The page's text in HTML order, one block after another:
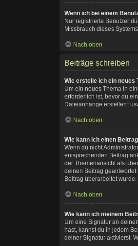
Wenn ich bei einem
Nur registrierte Benutzer
Missbrauch dieses
Nach oben
Beiträge schreiben
Wie erstelle ich ein neues
Um ein neues Thema in
erforderlich ist, bevor du
Dateianhänge erstellen“
Nach oben
Wie kann ich einen
Wenn du nicht
entsprechenden Beitrag
der Themenansicht als
deinen Beitrag
Beitrag überarbeitet
Nach oben
Wie kann ich meinem
Um eine Signatur an
hast, kannst du in jedem
deiner Signatur aktivierst.